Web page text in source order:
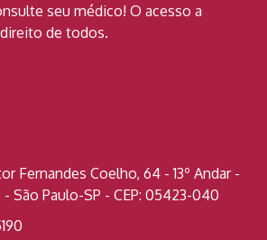
seu médico! O acesso a
de todos.
Fernandes Coelho, 64 - 13º Andar -
São Paulo-SP - CEP: 05423-040